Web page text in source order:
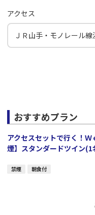
アクセス
ＪＲ山手・モノレール
おすすめプラン
アクセスセットで行く！
煙】スタンダードツイン(1
禁煙 朝食付